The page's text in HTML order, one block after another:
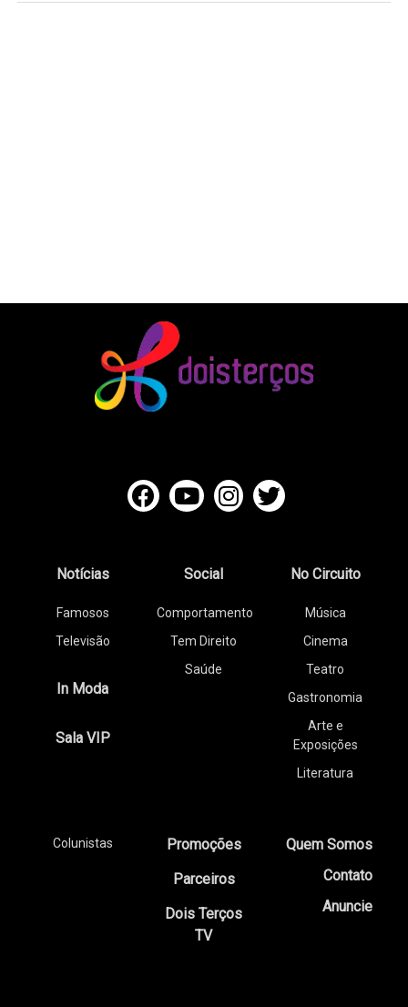
Notícias
Famosos
Televisão
In Moda
Sala VIP
Social
Comportamento
Tem Direito
Saúde
No Circuito
Música
Cinema
Teatro
Gastronomia
Arte e
Exposições
Literatura
Colunistas
Promoções
Parceiros
Dois Terços
TV
Quem Somos
Contato
Anuncie